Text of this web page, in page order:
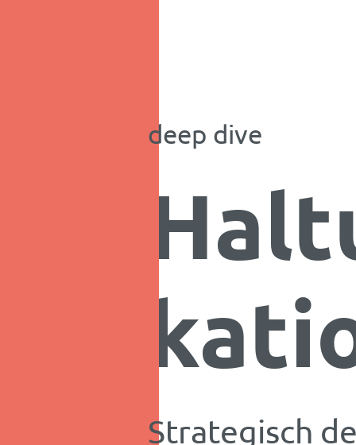
deep dive
Strategisch